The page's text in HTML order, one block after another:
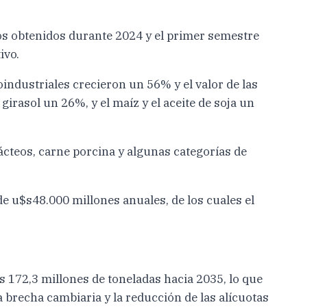
obtenidos durante 2024 y el primer semestre
crecieron un 56% y el valor de las
un 26%, y el maíz y el aceite de soja un
carne porcina y algunas categorías de
u$s48.000 millones anuales, de los cuales el
millones de toneladas hacia 2035, lo que
cambiaria y la reducción de las alícuotas